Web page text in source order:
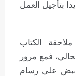
بتأجيل العمل
الكتاب
فمع مرور
القبض على رسام